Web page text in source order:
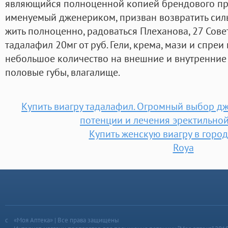
являющийся полноценной копией брендового
именуемый дженериком, призван возвратить
жить полноценно, радоваться Плеханова, 27
тадалафил 20мг от руб. Гели, крема, мази и
небольшое количество на внешние и
половые губы, влагалище.
Купить виагру тадалафил. Огромный выбор
потенции и лечения
Купить женскую виагру в
Roya
«Моя Аптека» | Все права защищены